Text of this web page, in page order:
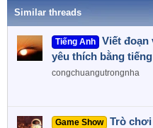
Similar threads
Tiếng Anh
Viết đoạn
yêu thích bằng
congchuangutrongnha
Game Show
Trò